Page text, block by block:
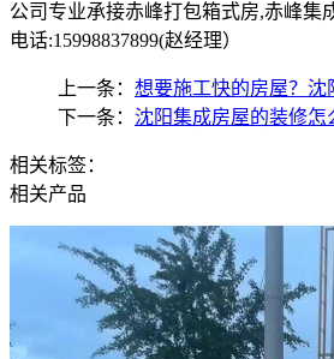
公司专业承接赤峰打包箱式房,赤峰集
电话:15998837899(赵经理）
上一条： 想要施工快的房屋？
下一条： 沈阳集成房屋的装修怎
相关标签：
相关产品